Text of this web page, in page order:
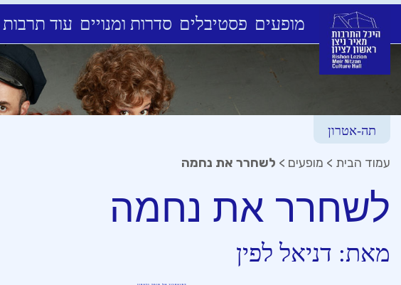
מופעים פסטיבלים סדרות ומנויים עוד תרבות
תה-אטרון
עמוד הבית > מופעים > לשחרר את נחמה
לשחרר את נחמה
מאת: דניאל לפין